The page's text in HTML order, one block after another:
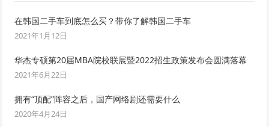
在韩国二手车到底怎么买？带你了解韩国二手车
2021年1月12日
华杰专硕第20届MBA院校联展暨2022招生政策发布会圆满落幕
2021年6月22日
拥有“顶配”阵容之后，国产网络剧还需要什么
2020年4月24日